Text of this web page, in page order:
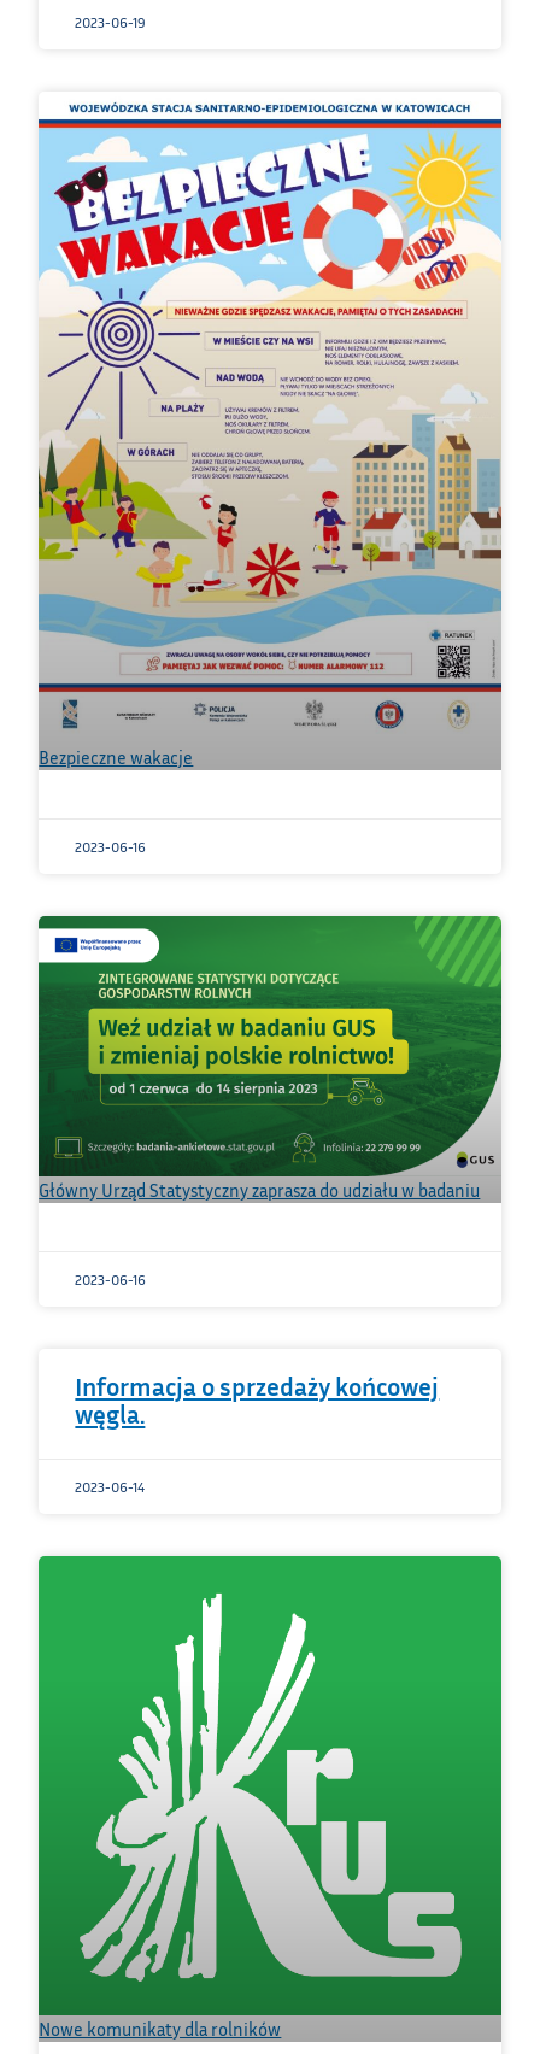
2023-06-19
Bezpieczne wakacje
2023-06-16
Główny Urząd Statystyczny zaprasza do udziału w badaniu
2023-06-16
Informacja o sprzedaży końcowej
węgla.
2023-06-14
Nowe komunikaty dla rolników